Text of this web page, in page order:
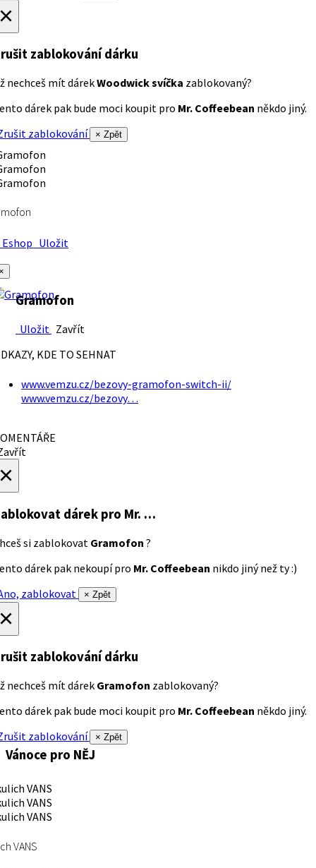
zablokování dárku
nechceš mít dárekWoodwick svíčka zablokovaný?
dárek pak bude moci koupit pro Mr. Coffeebean někdo jiný.
zablokování
× Zpět
Uložit
Gramofon
Uložit Zavřít
KDE TO SEHNAT
www.vemzu.cz/bezovy-gramofon-switch-ii/
www.vemzu.cz/bezovy…
dárek pro Mr. …
si zablokovat Gramofon ?
dárek pak nekoupí pro Mr. Coffeebean nikdo jiný než ty :)
zablokovat
× Zpět
zablokování dárku
nechceš mít dárek Gramofon zablokovaný?
dárek pak bude moci koupit pro Mr. Coffeebean někdo jiný.
zablokování
× Zpět
Vánoce pro NĚJ
VANS